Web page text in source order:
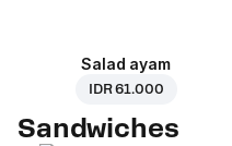
Salad ayam
IDR 61.000
Sandwiches